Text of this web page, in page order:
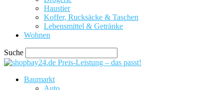
Haustier
Koffer, Rucksäcke & Taschen
Lebensmittel & Getränke
Wohnen
Suche
Preis-Leistung – das passt!
Baumarkt
Auto